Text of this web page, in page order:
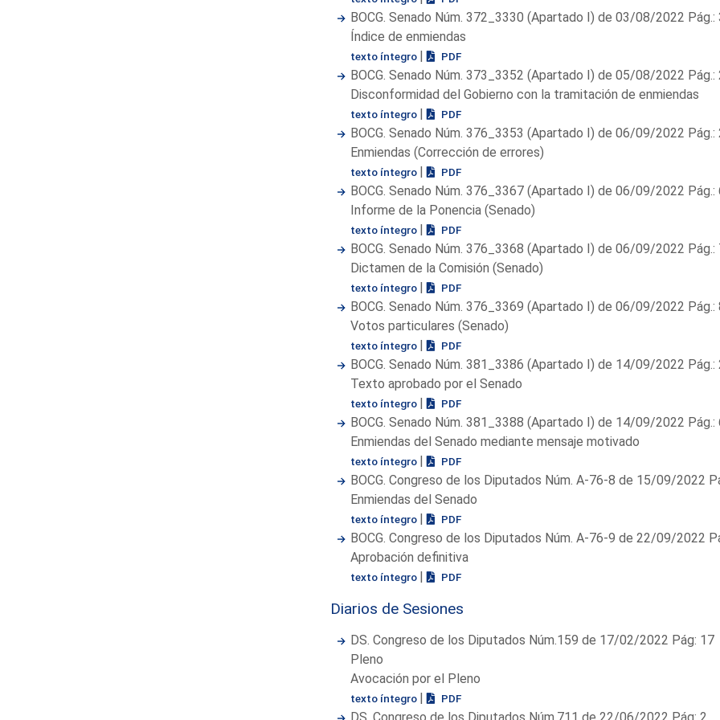
BOCG. Senado Núm. 372_3330 (Apartado I) de 03/08/2022 Pág.:
Índice de enmiendas
texto íntegro | PDF
BOCG. Senado Núm. 373_3352 (Apartado I) de 05/08/2022 Pág.:
Disconformidad del Gobierno con la tramitación de enmiendas
texto íntegro | PDF
BOCG. Senado Núm. 376_3353 (Apartado I) de 06/09/2022 Pág.:
Enmiendas (Corrección de errores)
texto íntegro | PDF
BOCG. Senado Núm. 376_3367 (Apartado I) de 06/09/2022 Pág.:
Informe de la Ponencia (Senado)
texto íntegro | PDF
BOCG. Senado Núm. 376_3368 (Apartado I) de 06/09/2022 Pág.:
Dictamen de la Comisión (Senado)
texto íntegro | PDF
BOCG. Senado Núm. 376_3369 (Apartado I) de 06/09/2022 Pág.:
Votos particulares (Senado)
texto íntegro | PDF
BOCG. Senado Núm. 381_3386 (Apartado I) de 14/09/2022 Pág.:
Texto aprobado por el Senado
texto íntegro | PDF
BOCG. Senado Núm. 381_3388 (Apartado I) de 14/09/2022 Pág.:
Enmiendas del Senado mediante mensaje motivado
texto íntegro | PDF
BOCG. Congreso de los Diputados Núm. A-76-8 de 15/09/2022
Enmiendas del Senado
texto íntegro | PDF
BOCG. Congreso de los Diputados Núm. A-76-9 de 22/09/2022
Aprobación definitiva
texto íntegro | PDF
Diarios de Sesiones
DS. Congreso de los Diputados Núm.159 de 17/02/2022 Pág: 17
Pleno
Avocación por el Pleno
texto íntegro | PDF
DS. Congreso de los Diputados Núm.711 de 22/06/2022 Pág: 2